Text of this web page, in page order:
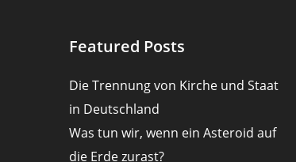
Featured Posts
Die Trennung von Kirche und Staat
in Deutschland
Was tun wir, wenn ein Asteroid auf
die Erde zurast?